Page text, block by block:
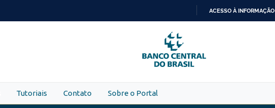
PARA
O
CONTEÚDO
ACESSO À INFORMAÇÃO
Tutoriais Contato Sobre o Portal